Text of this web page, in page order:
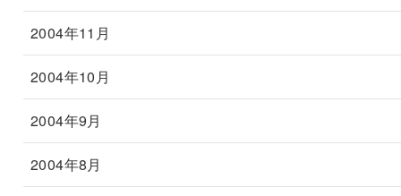
2004年11月
2004年10月
2004年9月
2004年8月